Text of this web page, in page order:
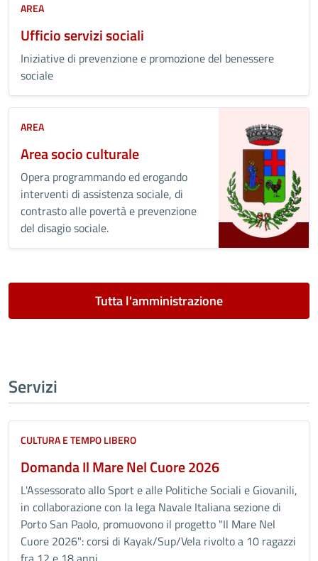
AREA
Ufficio servizi sociali
Iniziative di prevenzione e promozione del benessere
sociale
AREA
Area socio culturale
Opera programmando ed erogando
interventi di assistenza sociale, di
contrasto alle povertà e prevenzione
del disagio sociale.
Tutta l'amministrazione
Servizi
CULTURA E TEMPO LIBERO
Domanda Il Mare Nel Cuore 2026
L'Assessorato allo Sport e alle Politiche Sociali e Giovanili,
in collaborazione con la lega Navale Italiana sezione di
Porto San Paolo, promuovono il progetto "Il Mare Nel
Cuore 2026": corsi di Kayak/Sup/Vela rivolto a 10 ragazzi